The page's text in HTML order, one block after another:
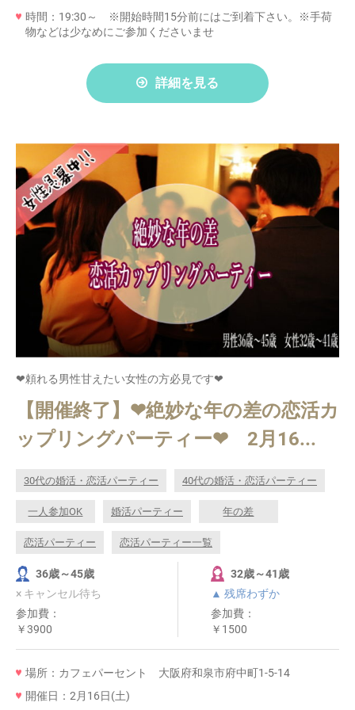
時間：19:30～ ※開始時間15分前にはご到着下さい。※手荷
物などは少なめにご参加くださいませ
詳細を見る
❤頼れる男性甘えたい女性の方必見です❤
【開催終了】❤絶妙な年の差の恋活カ
ップリングパーティー❤ 2月16...
30代の婚活・恋活パーティー 40代の婚活・恋活パーティー
一人参加OK 婚活パーティー 年の差
恋活パーティー 恋活パーティー一覧
36歳～45歳
× キャンセル待ち
参加費：
￥3900
32歳～41歳
▲ 残席わずか
参加費：
￥1500
場所：カフェパーセント 大阪府和泉市府中町1-5-14
開催日：2月16日(土)